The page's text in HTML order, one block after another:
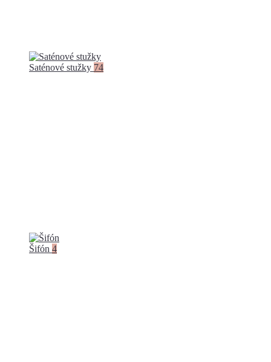
Saténové stužky 74
Šifón 4